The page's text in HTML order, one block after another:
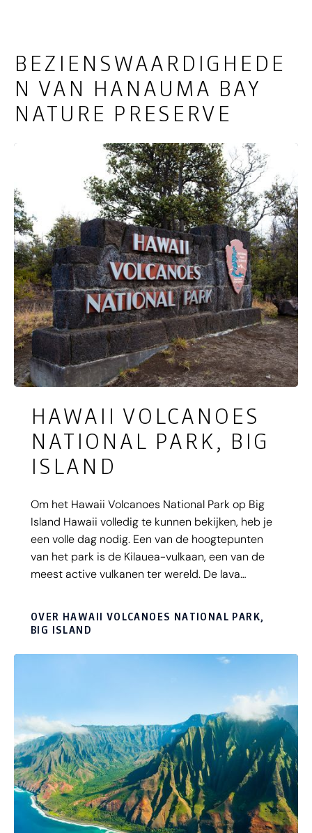
BEZIENSWAARDIGHEDE
N VAN HANAUMA BAY
NATURE PRESERVE
HAWAII VOLCANOES
NATIONAL PARK, BIG
ISLAND
Om het Hawaii Volcanoes National Park op Big
Island Hawaii volledig te kunnen bekijken, heb je
een volle dag nodig. Een van de hoogtepunten
van het park is de Kilauea-vulkaan, een van de
meest active vulkanen ter wereld. De lava
neemt hierdoor elk jaar in omvang toe. Een
‘Chain of Craters Road’. Deze weg eindigt bij de
OVER HAWAII VOLCANOES NATIONAL PARK,
BIG ISLAND